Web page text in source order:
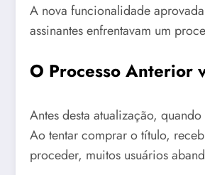
A nova funcionalidade
assinantes enfrentavam um
O Processo Anterior
Antes desta atualização,
Ao tentar comprar o título,
proceder, muitos usuários